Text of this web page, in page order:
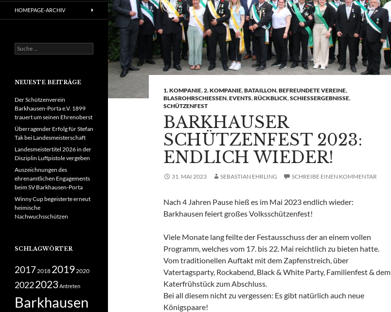
1. KOMPANIE,2. KOMPANIE,BATAILLON,BEFREUNDETE VEREINE,
BLASROHRSCHIESSEN ,EVENTS,RÜCKBLICK,SCHIESSERGEBNISSE ,
SCHÜTZENFEST
BARKHAUSER
SCHÜTZENFEST 2023:
ENDLICH WIEDER!
31. MAI 2023 SEBASTIAN EHRLING SCHREIBE EINEN KOMMENTAR
Nach 4 Jahren Pause hieß es im Mai 2023 endlich wieder:
Barkhausen feiert großes Volksschützenfest!
Viele Monate lang feilte der Festausschuss der an einem vollen
Programm, welches vom 17. bis 22. Mai reichtlich zu bieten hatte.
Vom traditionellen Auftakt mit dem Zapfenstreich, über
Vatertagsparty, Rockabend, Black & White Party, Familienfest & dem
Katerfrühstück zum Abschluss.
Bei all diesem nicht zu vergessen: Es gibt natürlich auch neue
Königspaare!
HOMEPAGE-ARCHIV
Suche
nach:
NEUESTE BEITRÄGE
Der Schützenverein
Barkhausen-Porta e.V. 1899
trauert um seinen Ehrenoberst
Überragender Erfolg für Stefan
Tak bei Landesmeisterschaft
Landesmeistertitel 2026 in der
Disziplin Luftpistole vergeben
Auszeichnungen des
ehrenamtlichen Engagements
beim SV Barkhausen-Porta
Winny Cup begeisterte erneut
heimische
Nachwuchsschützen
SCHLAGWÖRTER
20172018 20192020
20222023Antreten
Barkhausen